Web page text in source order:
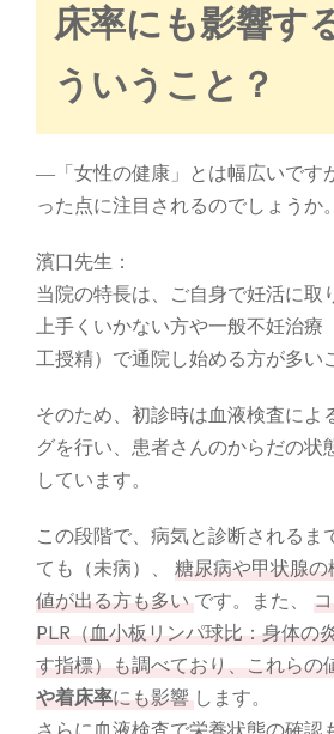
床率にも影響す
ういうこと？
―「女性の健康」とは幅広いです
った点に注目されるのでしょうか。
濱口先生：
当院の特長は、ご自身で妊活に取
上手くいかない方や一般不妊治療
工授精）で通院し始める方が多い
そのため、初診時は血液検査によ
グを行い、患者さんのからだの状
しています。
この段階で、病気と診断されるま
ても（未病）、
糖尿病や甲状腺
値が出る方も多い です。また、
PLR（血小板リンパ球比：身体の
す指標）も調べており、これらの
や着床率にも影響 します。